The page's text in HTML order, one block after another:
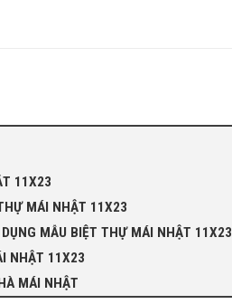
11X23
MÁI NHẬT 11X23
MẪU BIỆT THỰ MÁI NHẬT 11X23
NHẬT 11X23
MÁI NHẬT